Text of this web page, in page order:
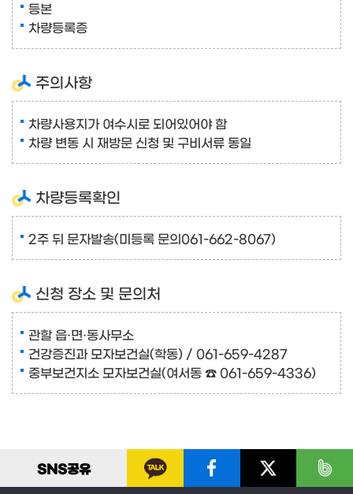
등본
차량등록증
주의사항
차량사용지가 여수시로 되어있어야 함
차량 변동 시 재방문 신청 및 구비서류 동일
차량등록확인
2주 뒤 문자발송(미등록 문의061-662-8067)
신청 장소 및 문의처
관할 읍·면·동사무소
건강증진과 모자보건실(학동) / 061-659-4287
중부보건지소 모자보건실(여서동 ☎ 061-659-4336)
SNS공유